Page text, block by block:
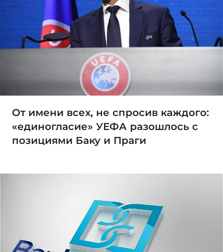
От имени всех, не спросив каждого:
«единогласие» УЕФА разошлось с
позициями Баку и Праги